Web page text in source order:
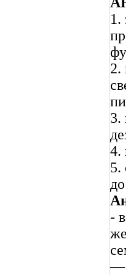
1.
2.
3.
4.
5.
-
—